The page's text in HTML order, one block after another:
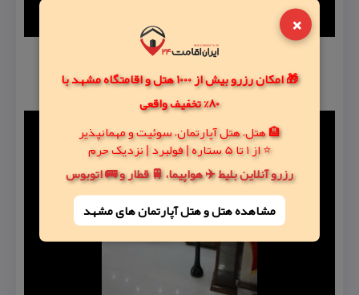
×
🎁 امکان رزرو بیش از 1000 هتل و اقامتگاه مشهد با
80% تخفیف واقعی
🏨 هتل، هتل آپارتمان، سوئیت و مهمانپذیر
⭐ از 1 تا 5 ستاره | فولبرد | نزدیک حرم
رزرو آنلاین بلیط ✈️ هواپیما، 🚆 قطار و 🚌 اتوبوس
مشاهده هتل و هتل‌ آپارتمان های مشهد